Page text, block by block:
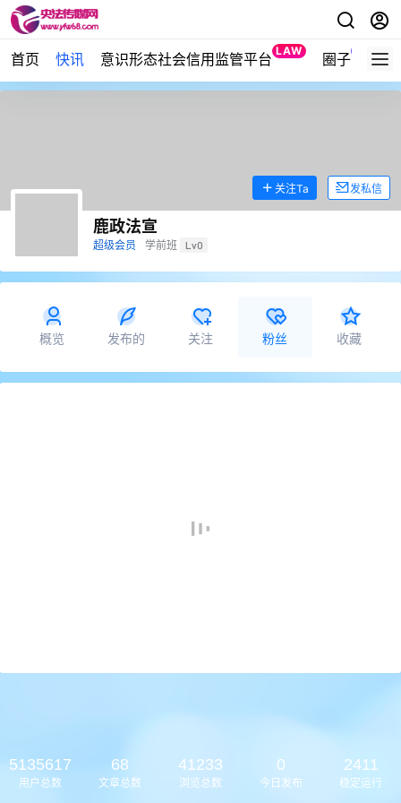
首页 快讯 意识形态社会信用监管平台 LAW 圈子 NEW
鹿政法宣
超级会员 学前班 Lv0
关注Ta 发私信
概览 发布的 关注 粉丝 收藏
5135617
用户总数
68
文章总数
41233
浏览总数
0
今日发布
2411
稳定运行